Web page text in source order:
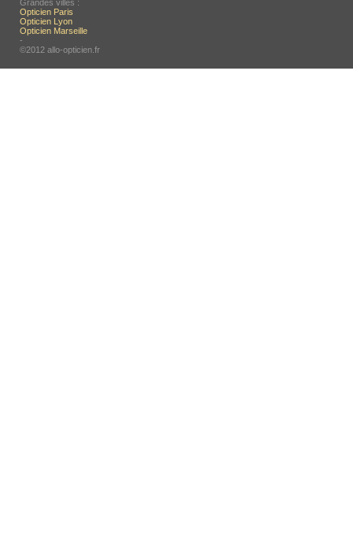
Grandes villes :
Opticien Paris
Opticien Lyon
Opticien Marseille
-
©2012 allo-opticien.fr